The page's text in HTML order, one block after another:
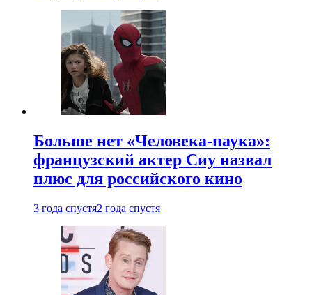
Больше нет «Человека-паука»:
французский актер Сиу назвал
плюс для российского кино
3 года спустя2 года спустя